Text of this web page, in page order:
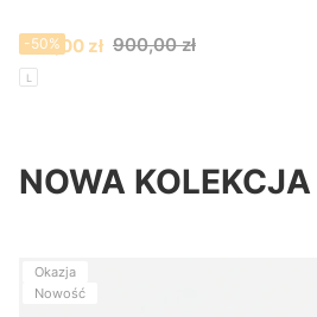
Cena promocyjna
450,00 zł 900,00 zł
-50%
L
NOWA KOLEKCJA
Okazja
Nowość